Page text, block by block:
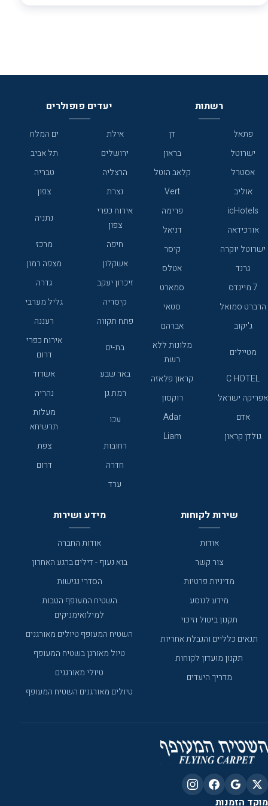
רשתות
פתאל
דן
ישרוטל
בראון
אסטרל
קלאב הוטל
אוליב
Vert
icHotels
פרימה
אורכידאה
דניאל
ישרוטל יוקרה
קיסר
גרנד
אטלס
7 מיינדס
סמארט
הרברט סמואל
סטאי
ג'יקוב
אברהם
מטיילים
מלונות ללא
רשת
C HOTEL
קראון פלאזה
אפריקה ישראל
רוקסון
אדם
Adar
גולדן קראון
Liam
יעדים פופולרים
אילת
ים המלח
ירושלים
תל אביב
הרצליה
טבריה
נצרת
צפון
אירוח כפרי
צפון
נתניה
חיפה
מרכז
אשקלון
מצפה רמון
זיכרון יעקב
גדרה
קיסריה
גליל מערבי
פתח תקווה
רעננה
בת-ים
אירוח כפרי
דרום
באר שבע
אשדוד
רמת גן
נהריה
עכו
מעלות
תרשיחא
רחובות
צפת
חדרה
דרום
ערד
שירות לקוחות
אודות
צור קשר
מדיניות פרטיות
מידע לנוסע
תקנון ביטול וזיכוי
תנאים כלליים והגבלת אחריות
תקנון מועדון לקוחות
מדריך היעדים
מידע ושירות
אודות החברה
בוא נעוף - דילים ברגע האחרון
הסדרי נגישות
השטיח המעופף הטבות
למילואימניקים
השטיח המעופף טיולים מאורגנים
טיול מאורגן בשטיח המעופף
טיולי מאורגנים
טיולים מאורגנים השטיח המעופף
מוקד הזמנות